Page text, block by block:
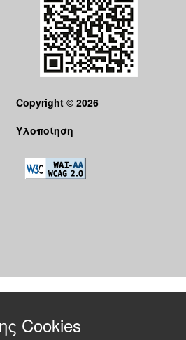
Copyright © 2026
Υλοποίηση
Cookies